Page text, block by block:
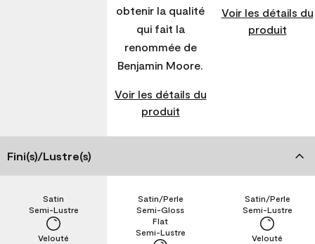
obtenir la qualité
qui fait la
renommée de
Benjamin Moore.
Voir les détails du
produit
Voir les détails du
produit
Fini(s)/Lustre(s)
Velouté
Semi-Lustre
Satin
Semi-Lustre
Flat
Semi-Gloss
Satin/Perle
Velouté
Semi-Lustre
Satin/Perle